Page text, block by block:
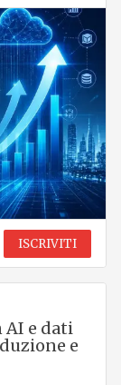
ISCRIVITI
e dati
e